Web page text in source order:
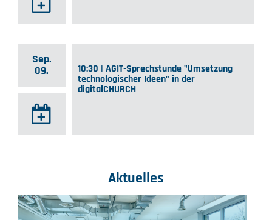
Sep.
09.
10:30 | AGIT-Sprechstunde "Umsetzung
technologischer Ideen" in der
digitalCHURCH
Aktuelles